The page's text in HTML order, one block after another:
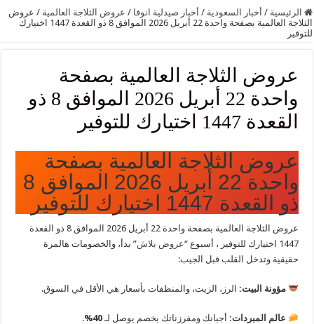
الرئيسية / أخبار السعودية / أخبار صيدلية انوفا / عروض الثلاجة العالمية / عروض
الثلاجة العالمية بصفحة واحدة 22 أبريل 2026 الموافق 8 ذو القعدة 1447 اختيارك
للتوفير
عروض الثلاجة العالمية بصفحة
واحدة 22 أبريل 2026 الموافق 8 ذو
القعدة 1447 اختيارك للتوفير
عروض الثلاجة العالمية بصفحة
واحدة 22 أبريل 2026 الموافق 8
ذو القعدة 1447 اختيارك للتوفير
عروض الثلاجة العالمية بصفحة واحدة 22 أبريل 2026 الموافق 8 ذو القعدة
1447 اختيارك للتوفير ، أسبوع “
عروض بلاش” بدأ، والخصومات هالمرة
حقيقية وتدخل القلب قبل الجيب:
مؤونة البيت: الرز، الزيت، والمنظفات بأسعار هي الأقل في السوق.
عالم المبردات: أجبانك ومفرزناتك بخصم يوصل لـ40%
.